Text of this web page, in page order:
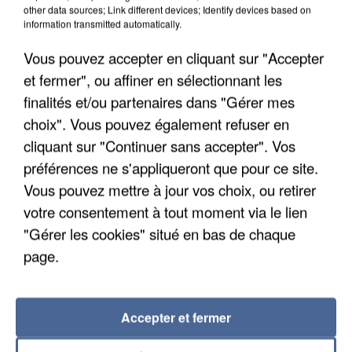
APRÈS TOUTES CES CANICULES, LES REFUGES
DE FAUNE SAUVAGE SONT...
other data sources; Link different devices; Identify devices based on
information transmitted automatically.
Vous pouvez accepter en cliquant sur "Accepter
et fermer", ou affiner en sélectionnant les
finalités et/ou partenaires dans "Gérer mes
choix". Vous pouvez également refuser en
cliquant sur "Continuer sans accepter". Vos
préférences ne s'appliqueront que pour ce site.
Vous pouvez mettre à jour vos choix, ou retirer
votre consentement à tout moment via le lien
"Gérer les cookies" situé en bas de chaque
page.
Accepter et fermer